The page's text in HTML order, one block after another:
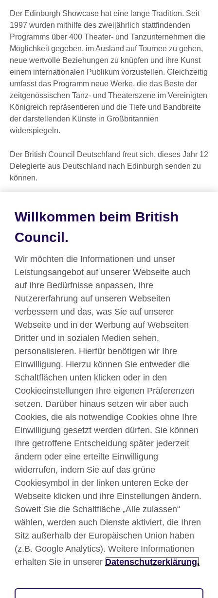
Der Edinburgh Showcase hat eine lange Tradition. Seit
1997 wurden mithilfe des zweijährlich stattfindenden
Programms über 400 Theater- und Tanzunternehmen die
Möglichkeit gegeben, im Ausland auf Tournee zu gehen,
neue wertvolle Beziehungen zu knüpfen und ihre Kunst
einem internationalen Publikum vorzustellen. Gleichzeitig
umfasst das Programm neue Werke, die das Beste der
zeitgenössischen Tanz- und Theaterszene im Vereinigten
Königreich repräsentieren und die Tiefe und Bandbreite
der darstellenden Künste in Großbritannien
widerspiegeln.
Der British Council Deutschland freut sich, dieses Jahr 12
Delegierte aus Deutschland nach Edinburgh senden zu
können.
dem 19. bis Samstag, dem 24. August 2019 statt.
Teilen
Über uns
Englisch unterrichten
Kontakt
Facebook Twitter
YouTube
TikTok
British Council global
Datenschutzerklärung
Nutzungsbedingungen
Your comments and complaints
Cookies
Impressum
Willkommen beim British
Council.
Wir möchten die Informationen und unser
Leistungsangebot auf unserer Webseite auch
auf Ihre Bedürfnisse anpassen, Ihre
Nutzererfahrung auf unseren Webseiten
verbessern und das, was Sie auf unserer
Webseite und in der Werbung auf Webseiten
Dritter und in sozialen Medien sehen,
personalisieren. Hierfür benötigen wir Ihre
Einwilligung. Hierzu können Sie entweder die
Schaltflächen unten klicken oder in den
Cookieeinstellungen Ihre eigenen Präferenzen
setzen. Darüber hinaus setzen wir aber auch
Cookies, die als notwendige Cookies ohne Ihre
Einwilligung gesetzt werden dürfen. Sie können
Ihre getroffene Entscheidung später jederzeit
ändern oder eine erteilte Einwilligung
widerrufen, indem Sie auf das grüne
Cookiesymbol in der linken unteren Ecke der
Webseite klicken und ihre Einstellungen ändern.
Soweit Sie die Schaltfläche „Alle zulassen“
wählen, werden auch Dienste aktiviert, die Ihren
Sitz außerhalb der Europäischen Union haben
(z.B. Google Analytics). Weitere Informationen
erhalten Sie in unserer Datenschutzerklärung.